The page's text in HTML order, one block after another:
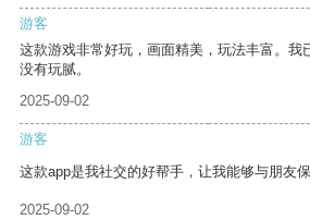
游客
这款游戏非常好玩，画面精美，玩法丰富。我
没有玩腻。
2025-09-02
游客
这款app是我社交的好帮手，让我能够与朋友
2025-09-02